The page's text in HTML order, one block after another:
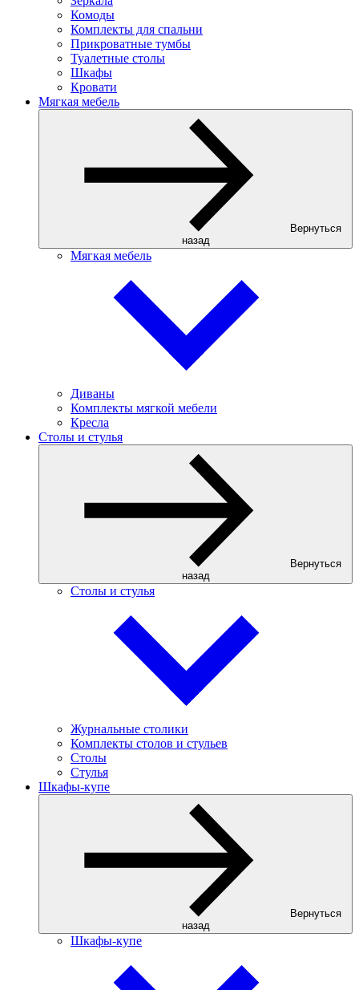
Комоды
Комплекты для спальни
Прикроватные тумбы
Туалетные столы
Шкафы
Кровати
Мягкая мебель
Вернуться
назад
Мягкая мебель
Диваны
Комплекты мягкой мебели
Кресла
Столы и стулья
Вернуться
назад
Столы и стулья
Журнальные столики
Комплекты столов и стульев
Столы
Стулья
Шкафы-купе
Вернуться
назад
Шкафы-купе